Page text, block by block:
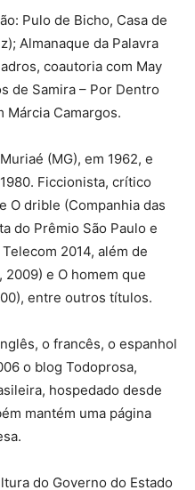
Pulo de Bicho, Casa de
Almanaque da Palavra
coautoria com May
de Samira – Por Dentro
Márcia Camargos.
(MG), em 1962, e
Ficcionista, crítico
O drible (Companhia das
do Prêmio São Paulo e
2014, além de
2009) e O homem que
entre outros títulos.
o francês, o espanhol
o blog Todoprosa,
hospedado desde
mantém uma página
do Governo do Estado